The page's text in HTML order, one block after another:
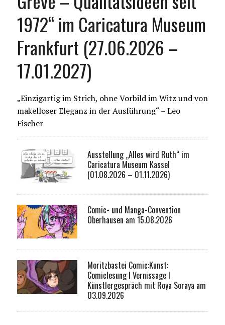
1972“ im Caricatura Museum
Frankfurt (27.06.2026 –
17.01.2027)
„Einzigartig im Strich, ohne Vorbild im Witz und von
makelloser Eleganz in der Ausführung“ – Leo
Fischer
Ausstellung „Alles wird Ruth“ im
Caricatura Museum Kassel
(01.08.2026 – 01.11.2026)
Comic- und Manga-Convention
Oberhausen am 15.08.2026
Moritzbastei Comic:Kunst:
Comiclesung I Vernissage I
Künstlergespräch mit Roya Soraya am
03.09.2026